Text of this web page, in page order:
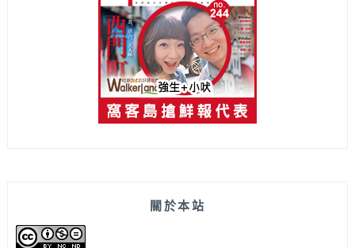
關於本站